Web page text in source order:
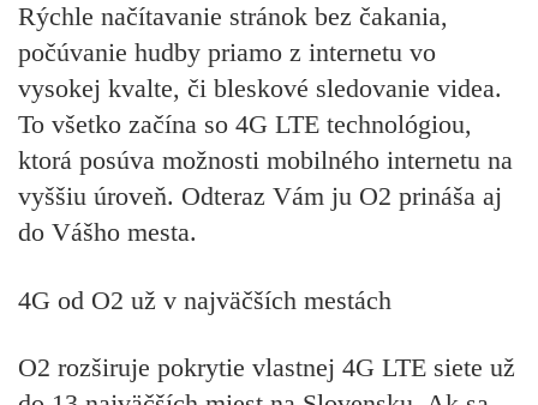
Rýchle načítavanie stránok bez čakania,
počúvanie hudby priamo z internetu vo
vysokej kvalte, či bleskové sledovanie videa.
To všetko začína so 4G LTE technológiou,
ktorá posúva možnosti mobilného internetu na
vyššiu úroveň. Odteraz Vám ju O2 prináša aj
do Vášho mesta.
4G od O2 už v najväčších mestách
O2 rozširuje pokrytie vlastnej 4G LTE siete už